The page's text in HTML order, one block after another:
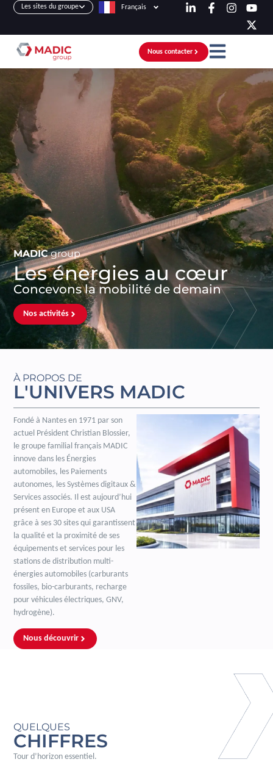
Les sites du groupe Français
Nous contacter
MADIC group
Les énergies au cœur
Concevons la mobilité de demain
Nos activités
À PROPOS DE
L'UNIVERS MADIC
Fondé à Nantes en 1971 par son
actuel Président Christian Blossier,
le groupe familial français MADIC
innove dans les Énergies
automobiles, les Paiements
autonomes, les Systèmes digitaux &
Services associés. Il est aujourd’hui
présent en Europe et aux USA
grâce à ses 30 sites qui garantissent
la qualité et la proximité de ses
équipements et services pour les
stations de distribution multi-
énergies automobiles (carburants
fossiles, bio-carburants, recharge
pour véhicules électriques, GNV,
hydrogène).
Nous découvrir
QUELQUES
CHIFFRES
Tour d’horizon essentiel.